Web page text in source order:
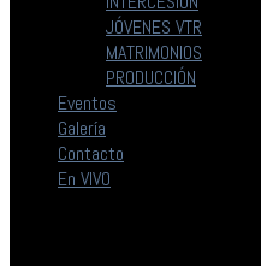
JÓVENES VTR
MATRIMONIOS
PRODUCCIÓN
Eventos
Galería
Contacto
En VIVO